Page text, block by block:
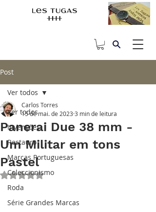
Post
Ver todos
Invenções
Restauro
Marcas Portuguesas
Coleccionismo
Roda
Série Grandes Marcas
Ver todos
Panerai Due 38 mm -
Um Militar em tons
Pastel
Carlos Torres
15 de mai. de 2023 3 min de leitura
Avaliado com NaN de 5 estrelas.